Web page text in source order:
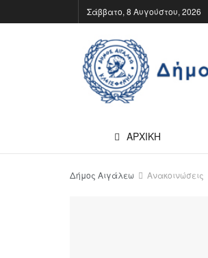
Σάββατο, 8 Αυγούστου, 2026
ΑΡΧΙΚΗ
Δήμος Αιγάλεω Ανακοινώσεις